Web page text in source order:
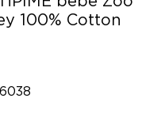
100% Cotton